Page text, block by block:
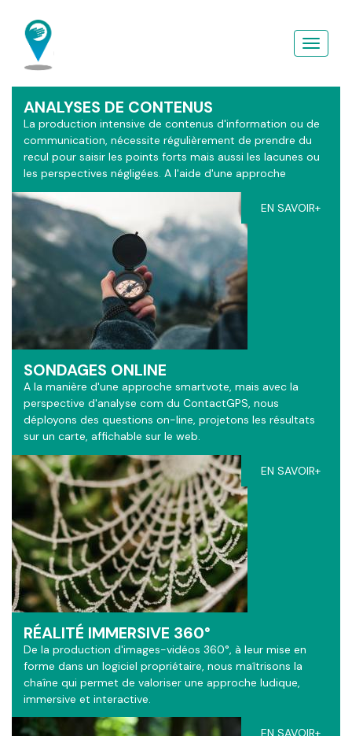
contenu
principal
ANALYSES DE CONTENUS
La production intensive de contenus d'information ou de
communication, nécessite régulièrement de prendre du
recul pour saisir les points forts mais aussi les lacunes ou
les perspectives négligées. A l'aide d'une approche
sémiotique enrichie d'apports théologique, les grilles
d'analyses du ContactGPS s'adaptent à vos contextes.
EN SAVOIR+
SONDAGES ONLINE
A la manière d'une approche smartvote, mais avec la
perspective d'analyse com du ContactGPS, nous
déployons des questions on-line, projetons les résultats
sur un carte, affichable sur le web.
EN SAVOIR+
RÉALITÉ IMMERSIVE 360°
De la production d'images-vidéos 360°, à leur mise en
forme dans un logiciel propriétaire, nous maîtrisons la
chaîne qui permet de valoriser une approche ludique,
immersive et interactive.
EN SAVOIR+